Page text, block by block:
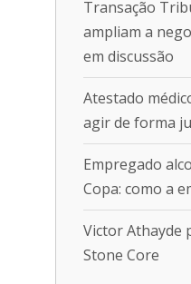
Transação
ampliam a
em discussão
Atestado
agir de forma
Empregado
Copa: como a
Victor Athayde
Stone Core